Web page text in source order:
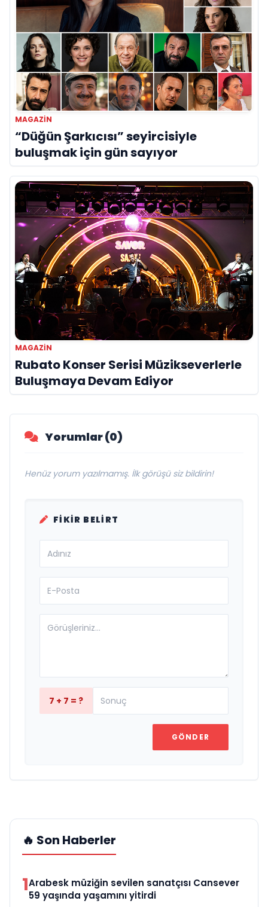
MAGAZIN
“Düğün Şarkıcısı” seyircisiyle
buluşmak için gün sayıyor
MAGAZIN
Rubato Konser Serisi Müzikseverlerle
Buluşmaya Devam Ediyor
Yorumlar (0)
Henüz yorum yazılmamış. İlk görüşü siz bildirin!
FIKIR BELIRT
7 + 7 = ?
GÖNDER
🔥 Son Haberler
1Arabesk müziğin sevilen sanatçısı Cansever
59 yaşında yaşamını yitirdi